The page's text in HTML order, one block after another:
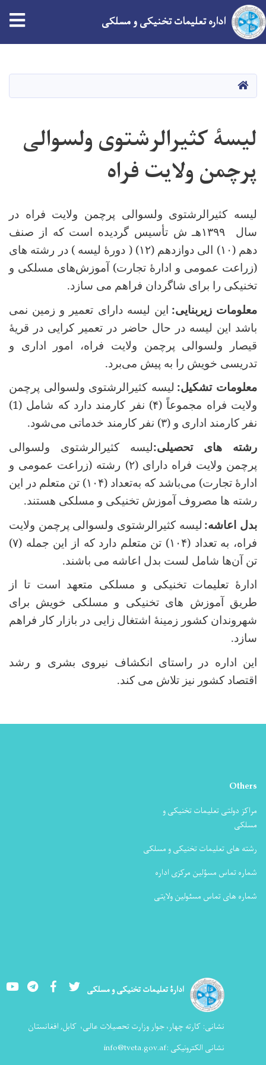
content
اداره تعلیمات تخنیکی و مسلکی
HOME
لیسۀ کثیرالرشتوی ولسوالی
پرچمن ولایت فراه
لیسه کثیرالرشتوی ولسوالی پرچمن ولایت فراه در
سال ۱۳۹۹هـ ش تأسیس گردیده است که از صنف
دهم (۱۰) الی دوازدهم (۱۲) (
دورۀ لیسه ) در رشته های
(زراعت عمومی و ادارۀ تجارت) آموزش‌های مسلکی و
تخنیکی را برای شاگردان فراهم‌ می ‌سازد.
معلومات زیربنایی: این لیسه دارای تعمیر و زمین نمی
باشد این لیسه در حال حاضر در تعمیر کرایی در قریۀ
قیصار ولسوالی پرچمن ولایت فراه، امور اداری و
تدریسی خویش را به پیش می‌برد.
معلومات تشکیل: لیسه کثیرالرشتوی ولسوالی پرچمن
ولایت فراه مجموعاً (۴)
نفر کارمند دارد که شامل (1)
نفر کارمند اداری و (۳) نفر کارمند خدماتی می‌شود.
رشته های تحصیلی:لیسه کثیرالرشتوی ولسوالی
پرچمن ولایت فراه دارای (۲) رشته (زراعت عمومی و
ادارۀ تجارت) می‌باشد که به‌تعداد (۱۰۴) تن متعلم در این
رشته ها مصروف آموزش‌ تخنیکی و مسلکی هستند.
بدل اعاشه: لیسه کثیرالرشتوی ولسوالی پرچمن ولایت
فراه، به تعداد (۱۰۴) تن متعلم دارد که از این جمله (۷)
تن آن‌ها شامل لست بدل اعاشه می باشند.
ادارۀ تعلیمات تخنیکی و مسلکی متعهد است تا از
طریق آموزش های تخنیکی و مسلکی خویش برای
شهروندان کشور زمینۀ اشتغال زایی در بازار کار فراهم
سازد.
این اداره در راستای انکشاف نیروی بشری و رشد
اقتصاد کشور نیز تلاش می کند.
Others
مراکز دولتی تعلیمات تخنیکی و
مسلکی
رشته های تعلیمات تخنیکی و مسلکی
شماره تماس مسؤلین مرکزی اداره
شماره های تماس مسئولین ولایتی
ادارۀ تعلیمات تخنیکی و مسلکی YoutubeLinkedInFacebook Twitter
نشانی: کارته چهار، جوار وزارت تحصیلات عالی، کابل, افغانستان
نشانی الکترونیکی :info@tveta.gov.af